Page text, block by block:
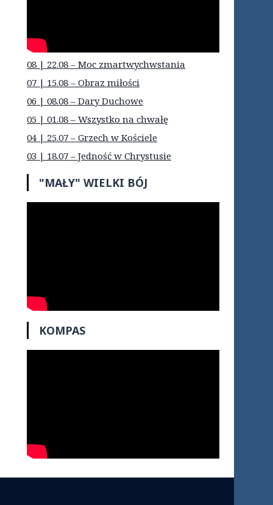
08 | 22.08 – Moc zmartwychwstania
07 | 15.08 – Obraz miłości
06 | 08.08 – Dary Duchowe
05 | 01.08 – Wszystko na chwałę
04 | 25.07 – Grzech w Kościele
03 | 18.07 – Jedność w Chrystusie
"MAŁY" WIELKI BÓJ
KOMPAS